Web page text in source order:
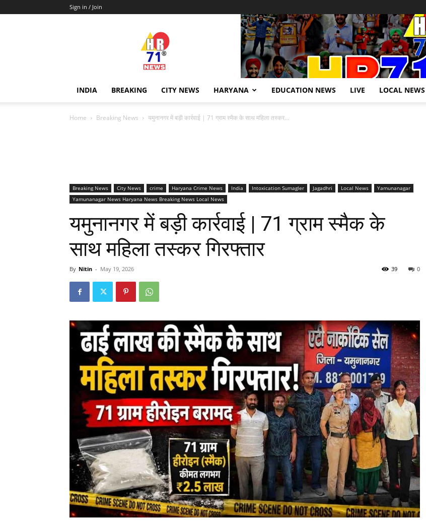
Sign in / Join
Hr71news
INDIA BREAKING CITY NEWS HARYANA EDUCATION NEWS LIVE LOCAL NEWS
Home Breaking News यमुनानगर में बड़ी कार्रवाई | 71 ग्राम स्मैक के साथ महिला तस्कर...
Breaking News City News crime Haryana Crime News India Intoxication Sumagler Jagadhri Local News
Yamunanagar
Yamunanagar News Haryana News Breaking News Local News
यमुनानगर में बड़ी कार्रवाई | 71 ग्राम स्मैक के
साथ महिला तस्कर गिरफ्तार
By Nitin - May 19, 2026 0
39